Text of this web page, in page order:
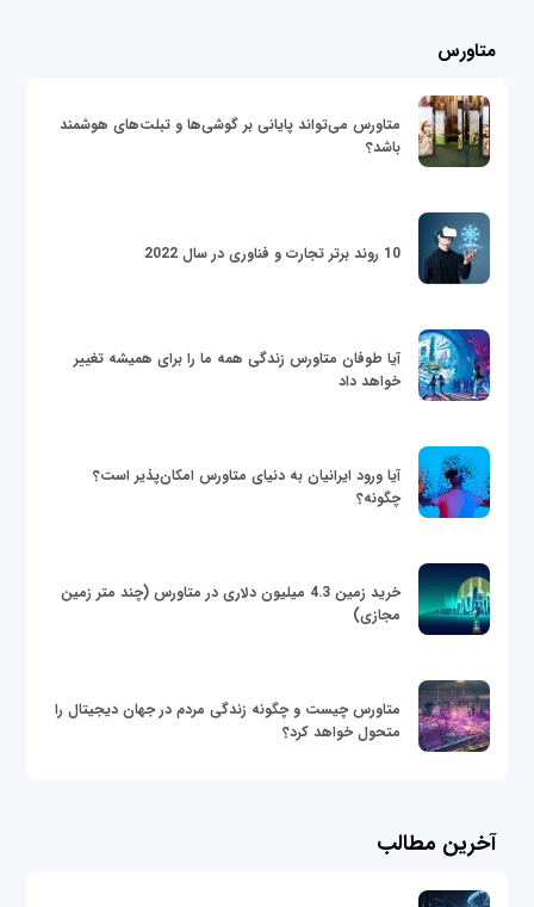
متاورس
متاورس می‌تواند پایانی بر گوشی‌ها و تبلت‌های هوشمند
باشد؟
10 روند برتر تجارت و فناوری در سال 2022
آیا طوفان متاورس زندگی همه ما را برای همیشه تغییر
خواهد داد
آیا ورود ایرانیان به دنیای متاورس امکان‌پذیر است؟
چگونه؟
خرید زمین 4.3 میلیون دلاری در متاورس (چند متر زمین
مجازی)
متاورس چیست و چگونه زندگی مردم در جهان دیجیتال را
متحول خواهد کرد؟
آخرین مطالب